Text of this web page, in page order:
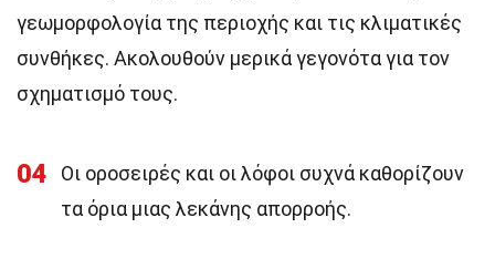
γεωμορφολογία της περιοχής και τις κλιματικές
συνθήκες. Ακολουθούν μερικά γεγονότα για τον
σχηματισμό τους.
04
Οι οροσειρές και οι λόφοι συχνά καθορίζουν
τα όρια μιας λεκάνης απορροής.